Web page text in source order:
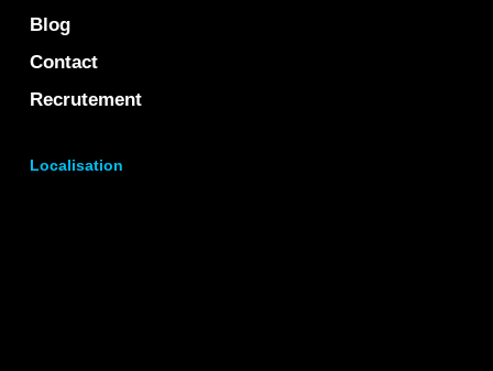
Blog
Contact
Recrutement
Localisation